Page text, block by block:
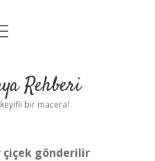
Rehberi
bir macera!
çiçek gönderilir